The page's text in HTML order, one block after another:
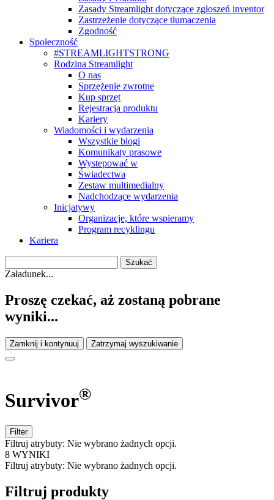
Zasady Streamlight dotyczące zgłoszeń inventor
Zastrzeżenie dotyczące tłumaczenia
Zgodność
Społeczność
#STREAMLIGHTSTRONG
Rodzina Streamlight
O nas
Sprzężenie zwrotne
Kup sprzęt
Rejestracja produktu
Kariery
Wiadomości i wydarzenia
Wszystkie blogi
Komunikaty prasowe
Wystepować w
Świadectwa
Zestaw multimedialny
Nadchodzące wydarzenia
Inicjatywy
Organizacje, które wspieramy
Program recyklingu
Kariera
Załadunek...
Proszę czekać, aż zostaną pobrane
wyniki...
Zamknij i kontynuuj Zatrzymaj wyszukiwanie
Survivor®
Filter
Filtruj atrybuty: Nie wybrano żadnych opcji.
8 WYNIKI
Filtruj atrybuty: Nie wybrano żadnych opcji.
Filtruj produkty